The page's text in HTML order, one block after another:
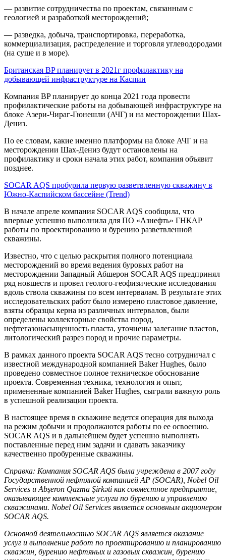
— развитие сотрудничества по проектам, связанным с
геологией и разработкой месторождений;
— разведка, добыча, транспортировка, переработка,
коммерциализация, распределение и торговля углеводородами
(на суше и в море).
Британская BP планирует в 2021г профилактику на
добывающей инфраструктуре на Каспии
Компания BP планирует до конца 2021 года провести
профилактические работы на добывающей инфраструктуре на
блоке Азери-Чираг-Гюнешли (АЧГ) и на месторождении Шах-
Дениз.
По ее словам, какие именно платформы на блоке АЧГ и на
месторождении Шах-Дениз будут остановлены на
профилактику и сроки начала этих работ, компания объявит
позднее.
SOCAR AQS пробурила первую разветвленную скважину в
Южно-Каспийском бассейне (Trend)
В начале апреле компания SOCAR AQS сообщила, что
впервые успешно выполнила для ПО «Азнефть» ГНКАР
работы по проектированию и бурению разветвленной
скважины.
Известно, что с целью раскрытия полного потенциала
месторождений во время ведения буровых работ на
месторождении Западный Абшерон SOCAR AQS предпринял
ряд новшеств и провел геолого-геофизические исследования
вдоль ствола скважины по всем интервалам. В результате этих
исследовательских работ было измерено пластовое давление,
взяты образцы керна из различных интервалов, были
определены коллекторные свойства пород,
нефтегазонасыщенность пласта, уточнены залегание пластов,
литологический разрез пород и прочие параметры.
В рамках данного проекта SOCAR AQS тесно сотрудничал с
известной международной компанией Baker Hughes, было
проведено совместное полное техническое обоснование
проекта. Современная техника, технология и опыт,
примененные компанией Baker Hughes, сыграли важную роль
в успешной реализации проекта.
В настоящее время в скважине ведется операция для выхода
на режим добычи и продолжаются работы по ее освоению.
SOCAR AQS и в дальнейшем будет успешно выполнять
поставленные перед ним задачи и сдавать заказчику
качественно пробуренные скважины.
Справка: Компания SOCAR AQS была учреждена в 2007 году
Государственной нефтяной компанией АР (SOCAR), Nobel Oil
Services и Abşeron Qazma Şirkəti как совместное предприятие,
оказывающее комплексные услуги по бурению и управлению
скважинами. Nobel Oil Services является основным акционером
SOCAR AQS.
Основной деятельностью SOCAR AQS является оказание
услуг и выполнение работ по проектированию и планированию
скважин, бурению нефтяных и газовых скважин, бурению